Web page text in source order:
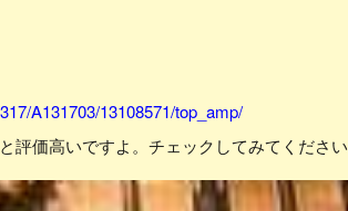
A131703/13108571/top_amp/
評価高いですよ。チェックしてみてください